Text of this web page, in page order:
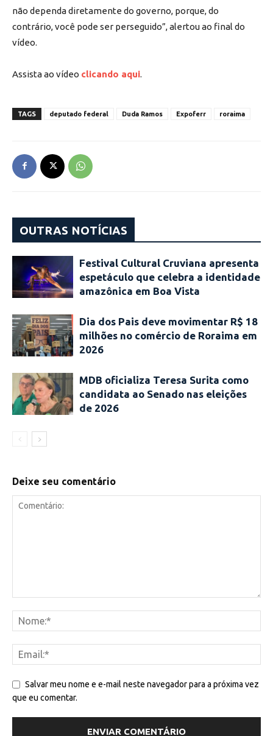
não dependa diretamente do governo, porque, do
contrário, você pode ser perseguido”, alertou ao final do
vídeo.
Assista ao vídeo clicando aqui.
TAGS deputado federal Duda Ramos Expoferr roraima
OUTRAS NOTÍCIAS
Festival Cultural Cruviana apresenta
espetáculo que celebra a identidade
amazônica em Boa Vista
Dia dos Pais deve movimentar R$ 18
milhões no comércio de Roraima em
2026
MDB oficializa Teresa Surita como
candidata ao Senado nas eleições
de 2026
Deixe seu comentário
Salvar meu nome e e-mail neste navegador para a próxima vez
que eu comentar.